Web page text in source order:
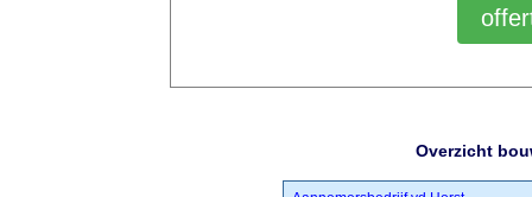
Overzicht